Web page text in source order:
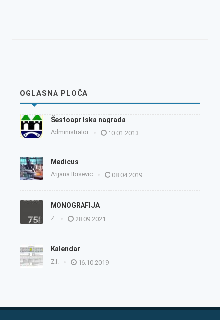
OGLASNA PLOČA
Šestoaprilska nagrada
Administrator 10.01.2013
Medicus
Arijana Ibišević 08.04.2019
MONOGRAFIJA
ZI 28.09.2021
Kalendar
Z.I. 16.10.2019